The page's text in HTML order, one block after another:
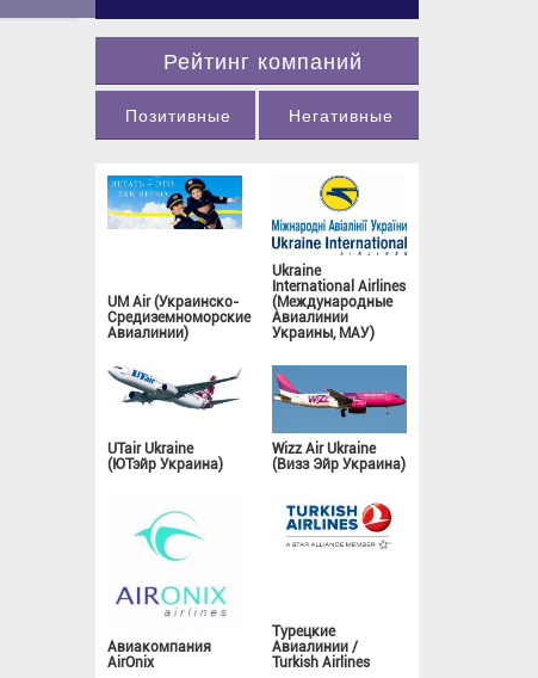
Рейтинг компаний
Позитивные Негативные
UM Air (Украинско-
Средиземноморские
Авиалинии)
Ukraine
International Airlines
(Международные
Авиалинии
Украины, МАУ)
UTair Ukraine
(ЮТэйр Украина)
Wizz Air Ukraine
(Визз Эйр Украина)
Авиакомпания
AirOnix
Турецкие
Авиалинии /
Turkish Airlines